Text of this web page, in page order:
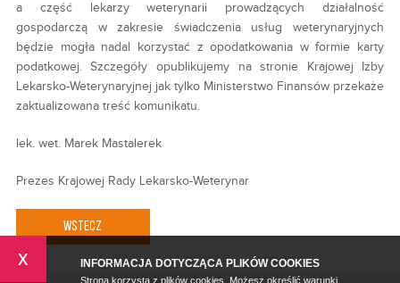
a część lekarzy weterynarii prowadzących działalność
gospodarczą w zakresie świadczenia usług weterynaryjnych
będzie mogła nadal korzystać z opodatkowania w formie karty
podatkowej. Szczegóły opublikujemy na stronie Krajowej Izby
Lekarsko-Weterynaryjnej jak tylko Ministerstwo Finansów przekaże
zaktualizowana treść komunikatu.
lek. wet. Marek Mastalerek
Prezes Krajowej Rady Lekarsko-Weterynar
WSTECZ
x INFORMACJA DOTYCZĄCA PLIKÓW COOKIES
Strona korzysta z plików cookies. Możesz określić warunki